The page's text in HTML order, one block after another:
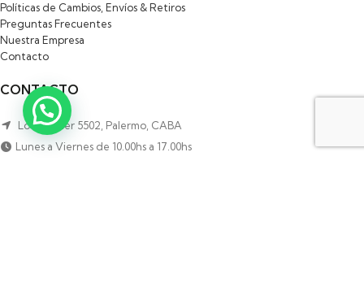
Políticas de Cambios, Envíos & Retiros
Preguntas Frecuentes
Nuestra Empresa
Contacto
CONTACTO
Local: Soler 5502, Palermo, CABA
Lunes a Viernes de 10.00hs a 17.00hs